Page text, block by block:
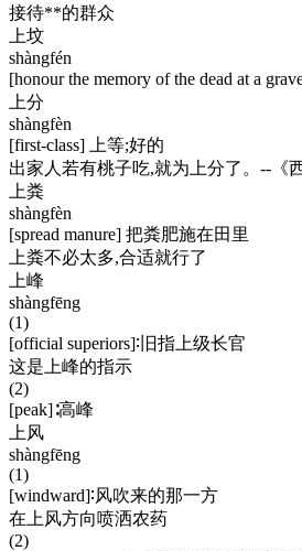
接待**的群众
上坟
shàngfén
[honour the memory of the dead at a
上分
shàngfèn
[first-class] 上等;好的
出家人若有桃子吃,就为上分了。--《
上粪
shàngfèn
[spread manure] 把粪肥施在田里
上粪不必太多,合适就行了
上峰
shàngfēng
(1)
[official superiors]∶旧指上级长官
这是上峰的指示
(2)
[peak]∶高峰
上风
shàngfēng
(1)
[windward]∶风吹来的那一方
在上风方向喷洒农药
(2)